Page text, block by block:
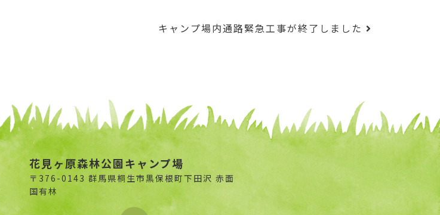
キャンプ場内通路緊急工事が終了しました
花見ヶ原森林公園キャンプ場
〒376-0143 群馬県桐生市黒保根町下田沢 赤面
国有林